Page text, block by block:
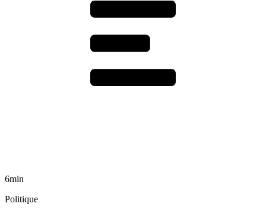
6min
Politique